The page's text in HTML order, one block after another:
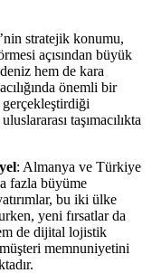
stratejik konumu,
açısından büyük
hem de kara
önemli bir
taşımacılıkta
: Almanya ve Türkiye
fazla büyüme
bu iki ülke
yeni fırsatlar da
de dijital lojistik
memnuniyetini